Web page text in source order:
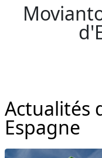
Actualités
Espagne